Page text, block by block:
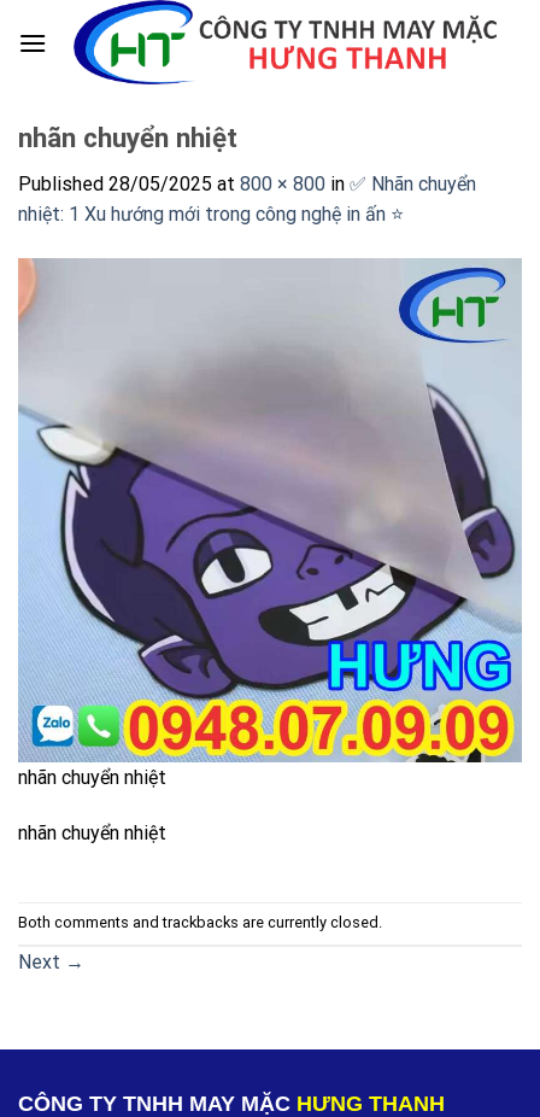
nhãn chuyển nhiệt
Published 28/05/2025 at 800 × 800 in ✅ Nhãn chuyển
nhiệt: 1 Xu hướng mới trong công nghệ in ấn ⭐️
nhãn chuyển nhiệt
nhãn chuyển nhiệt
Both comments and trackbacks are currently closed.
Next →
CÔNG TY TNHH MAY MẶC HƯNG THANH